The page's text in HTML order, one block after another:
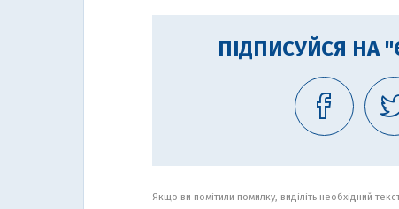
ПІДПИСУЙСЯ НА
Якщо ви помітили помилку, виділіть необхідний